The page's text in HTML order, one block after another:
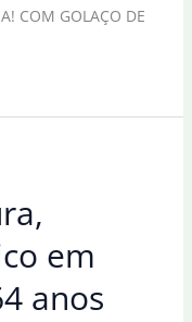
COM GOLAÇO DE
em
anos